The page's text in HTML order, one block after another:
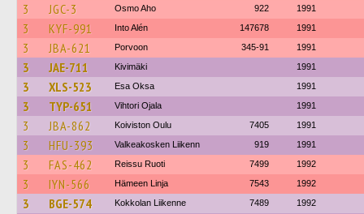
3 JGC-3 Osmo Aho 922 1991
3 KYF-991 Into Alén 147678 1991
3 JBA-621 Porvoon 345-91 1991
3 JAE-711 Kivimäki 1991
3 XLS-523 Esa Oksa 1991
3 TYP-651 Vihtori Ojala 1991
3 JBA-862 Koiviston Oulu 7405 1991
3 HFU-393 Valkeakosken Liikenn 919 1991
3 FAS-462 Reissu Ruoti 7499 1992
3 IYN-566 Hämeen Linja 7543 1992
3 BGE-574 Kokkolan Liikenne 7489 1992